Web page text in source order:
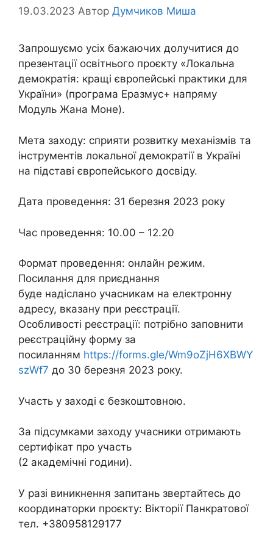
19.03.2023 Автор Думчиков Миша
Запрошуємо усіх бажаючих долучитися до
презентації освітнього проєкту «Локальна
демократія: кращі європейські практики для
України» (програма Еразмус+ напряму
Модуль Жана Моне).
Мета заходу: сприяти розвитку механізмів та
інструментів локальної демократії в Україні
на підставі європейського досвіду.
Дата проведення: 31 березня 2023 року
Час проведення: 10.00 – 12.20
Формат проведення: онлайн режим.
Посилання для приєднання
буде надіслано учасникам на електронну
адресу, вказану при реєстрації.
Особливості реєстрації: потрібно заповнити
реєстраційну форму за
посиланням https://forms.gle/Wm9oZjH6XBWY
szWf7 до 30 березня 2023 року.
Участь у заході є безкоштовною.
За підсумками заходу учасники отримають
сертифікат про участь
(2 академічні години).
У разі виникнення запитань звертайтесь до
координаторки проєкту: Вікторії Панкратової
тел. +380958129177